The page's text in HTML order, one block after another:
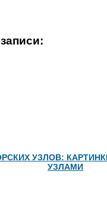
УЗЛОВ:
УЗЛАМИ